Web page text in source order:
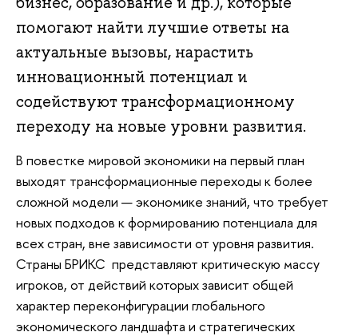
помогают найти лучшие ответы на
актуальные вызовы, нарастить
инновационный потенциал и
содействуют трансформационному
переходу на новые уровни развития.
В повестке мировой экономики на первый план
выходят трансформационные переходы к более
сложной модели — экономике знаний, что требует
новых подходов к формированию потенциала для
всех стран, вне зависимости от уровня развития.
Страны БРИКС представляют критическую массу
игроков, от действий которых зависит общей
характер переконфигурации глобального
экономического ландшафта и стратегических